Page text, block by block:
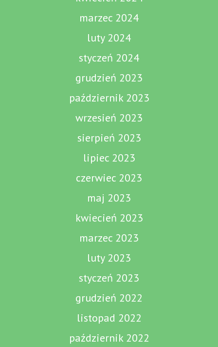
marzec 2024
luty 2024
styczeń 2024
grudzień 2023
październik 2023
wrzesień 2023
sierpień 2023
lipiec 2023
czerwiec 2023
maj 2023
kwiecień 2023
marzec 2023
luty 2023
styczeń 2023
grudzień 2022
listopad 2022
październik 2022